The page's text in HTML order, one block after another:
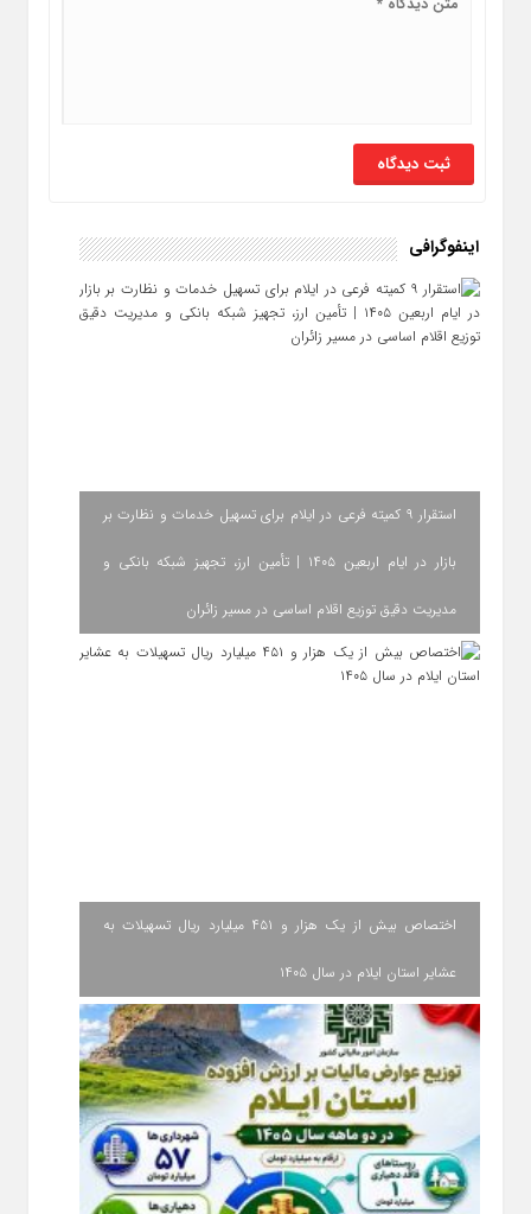
اینفوگرافی
استقرار ۹ کمیته فرعی در ایلام برای تسهیل خدمات و نظارت بر
بازار در ایام اربعین ۱۴۰۵ | تأمین ارز، تجهیز شبکه بانکی و
مدیریت دقیق توزیع اقلام اساسی در مسیر زائران
اختصاص بیش از یک هزار و ۴۵۱ میلیارد ریال تسهیلات به
عشایر استان ایلام در سال ۱۴۰۵